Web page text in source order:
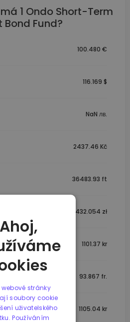
1 Ondo Short-Term
Bond Fund?
100.480 €
116.169 $
NaN лв.
2437.46 Kč
36483.93 ft
432.054 zł
1101.37 kr
93.867 fr.
1105.04 kr
Ahoj,
webové stránky
soubory cookie
uživatelského
Používáním